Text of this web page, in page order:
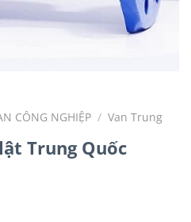
CÔNG NGHIỆP / Van Trung
Trung Quốc